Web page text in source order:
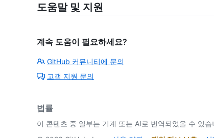
도움말 및 지원
계속 도움이 필요하세요?
GitHub 커뮤니티에 문의
고객 지원 문의
법률
이 콘텐츠 중 일부는 기계 또는 AI로 번역되었을 수 있습